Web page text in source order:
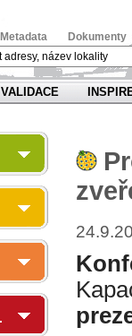
Metadata Dokumenty
VALIDACE